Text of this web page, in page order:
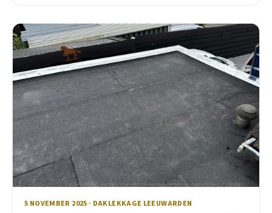
5 NOVEMBER 2025 · DAKLEKKAGE LEEUWARDEN